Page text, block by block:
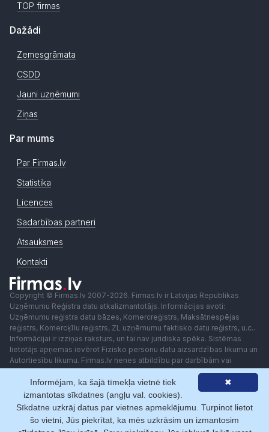
TOP firmas
Dažādi
Zemesgrāmata
CSDD
Jauni uzņēmumi
Ziņas
Par mums
Par Firmas.lv
Statistika
Licences
Sadarbības partneri
Atsauksmes
Kontakti
Copyright © Firmas.lv 2007-2026. Firmas.lv ir Latvijas Republikas
Uzņēmumu Reģistra datu atkalizmantotājs. Informācijas avoti:
Uzņēmumu reģistra datu bāzes, Komercreģistrs, Maksātnespējas
reģistrs, Komercķīlu reģistrs, ZL uzņēmumu faktisko datu reģistrs, u.c..
Informācijai ir izziņas raksturs, un tai nav juridiska spēka. Sistēmas
lietotājs apņemas ievērot Fizisko personu datu aizsardzības likumu un
Autortiesību likumu. Firmas.lv nenes atbildību par darbībām vai
lēmumiem, kas balstīti uz saņemto pakalpojumu. Lietotājam aizliegts
izmantot jebkādas automatizētas sistēmas vai iekārtas (robotus)
piekļuvei sistēmai bez rakstiskas saskaņošanas ar Firmas.lv. Galvenā
redaktore: Ingūna Pempere.
Lietošanas noteikumi
Privātuma politika Norēķini ar
✖
Informējam, ka šajā tīmekļa vietnē tiek
izmantotas sīkdatnes (angļu val. cookies).
Sīkdatne uzkrāj datus par vietnes apmeklējumu. Turpinot lietot
šo vietni, Jūs piekrītat, ka mēs uzkrāsim un izmantosim